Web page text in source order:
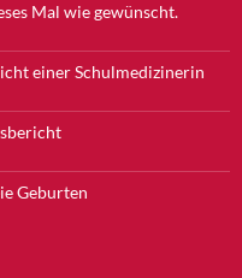
Mal wie gewünscht.
einer Schulmedizinerin
Geburten